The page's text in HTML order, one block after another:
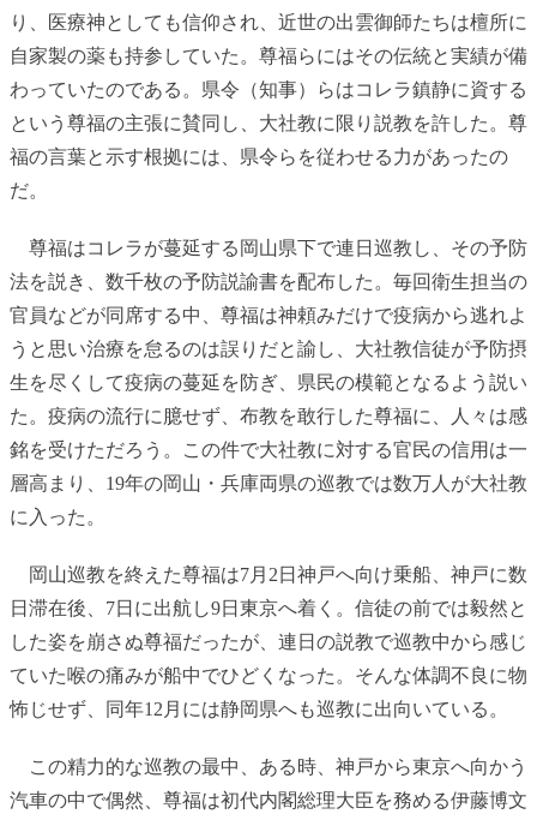
り、医療神としても信仰され、近世の出雲御師たちは檀所に
自家製の薬も持参していた。尊福らにはその伝統と実績が備
わっていたのである。県令（知事）らはコレラ鎮静に資する
という尊福の主張に賛同し、大社教に限り説教を許した。尊
福の言葉と示す根拠には、県令らを従わせる力があったの
だ。
尊福はコレラが蔓延する岡山県下で連日巡教し、その予防
法を説き、数千枚の予防説諭書を配布した。毎回衛生担当の
官員などが同席する中、尊福は神頼みだけで疫病から逃れよ
うと思い治療を怠るのは誤りだと諭し、大社教信徒が予防摂
生を尽くして疫病の蔓延を防ぎ、県民の模範となるよう説い
た。疫病の流行に臆せず、布教を敢行した尊福に、人々は感
銘を受けただろう。この件で大社教に対する官民の信用は一
層高まり、19年の岡山・兵庫両県の巡教では数万人が大社教
に入った。
岡山巡教を終えた尊福は7月2日神戸へ向け乗船、神戸に数
日滞在後、7日に出航し9日東京へ着く。信徒の前では毅然と
した姿を崩さぬ尊福だったが、連日の説教で巡教中から感じ
ていた喉の痛みが船中でひどくなった。そんな体調不良に物
怖じせず、同年12月には静岡県へも巡教に出向いている。
この精力的な巡教の最中、ある時、神戸から東京へ向かう
汽車の中で偶然、尊福は初代内閣総理大臣を務める伊藤博文